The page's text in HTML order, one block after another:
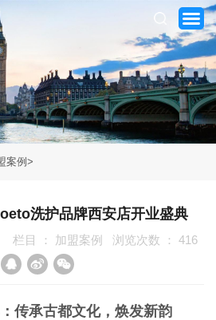
案例 >
洗护品牌西安店开业盛典
栏目 ： 加盟案例 浏览次数 ： 416
传承古都文化，焕发新韵